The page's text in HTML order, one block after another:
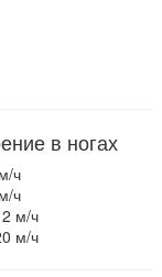
в ногах
ч
ч
м/ч
м/ч